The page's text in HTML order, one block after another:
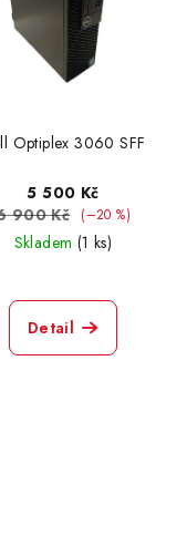
Optiplex 3060 SFF
5 500 Kč
900 Kč
(–20 %)
Skladem (1 ks)
Detail